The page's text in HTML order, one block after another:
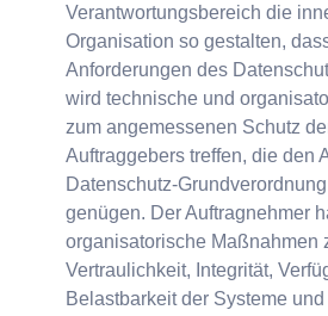
Verantwortungsbereich die
Organisation so gestalten,
Anforderungen des
wird technische und
zum angemessenen Schutz
Auftraggebers treffen, die den
Datenschutz-
genügen. Der Auftragnehmer
organisatorische Maßnahmen
Vertraulichkeit, Integrität,
Belastbarkeit der Systeme